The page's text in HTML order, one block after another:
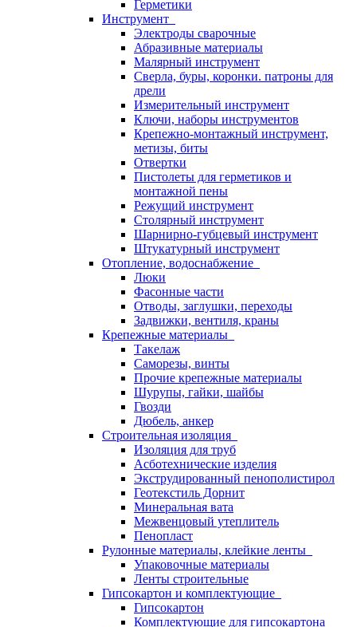
Герметики
Инструмент
Электроды сварочные
Абразивные материалы
Малярный инструмент
Сверла, буры, коронки. патроны для
дрели
Измерительный инструмент
Ключи, наборы инструментов
Крепежно-монтажный инструмент,
метизы, биты
Отвертки
Пистолеты для герметиков и
монтажной пены
Режущий инструмент
Столярный инструмент
Шарнирно-губцевый инструмент
Штукатурный инструмент
Отопление, водоснабжение
Люки
Фасонные части
Отводы, заглушки, переходы
Задвижки, вентиля, краны
Крепежные материалы
Такелаж
Саморезы, винты
Прочие крепежные материалы
Шурупы, гайки, шайбы
Гвозди
Дюбель, анкер
Строительная изоляция
Изоляция для труб
Асботехнические изделия
Экструдированный пенополистирол
Геотекстиль Дорнит
Минеральная вата
Межвенцовый утеплитель
Пенопласт
Рулонные материалы, клейкие ленты
Упаковочные материалы
Ленты строительные
Гипсокартон и комплектующие
Гипсокартон
Комплектующие для гипсокартона